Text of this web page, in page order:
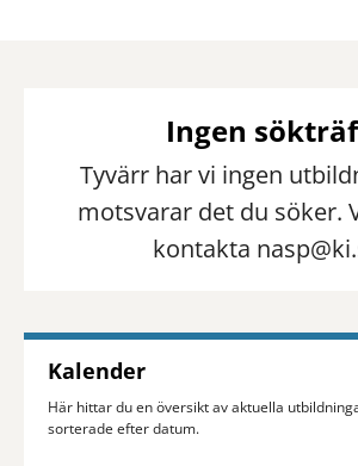
Ingen
Tyvärr har vi ingen
motsvarar det du söker.
kontakta
Kalender
Här hittar du en översikt av aktuella
sorterade efter datum.